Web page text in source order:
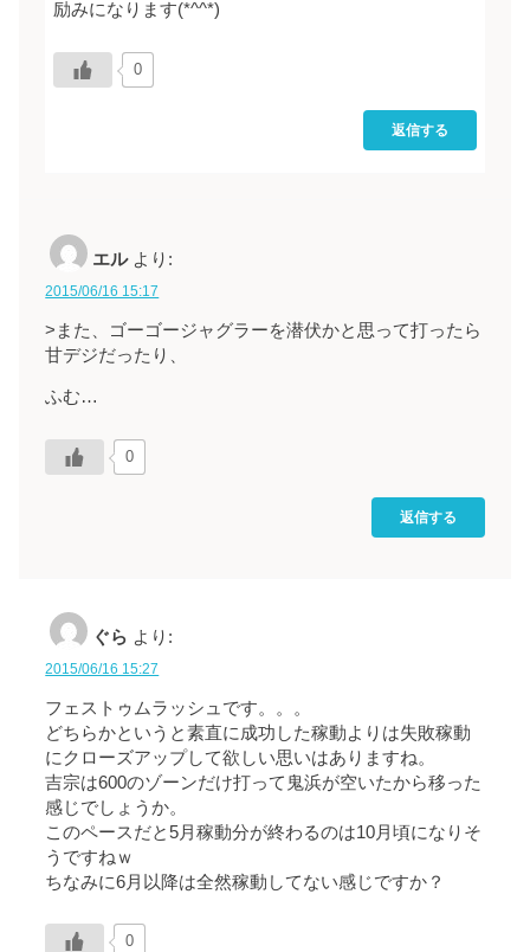
励みになります(*^^*)
0
返信する
エル より:
2015/06/16 15:17
>また、ゴーゴージャグラーを潜伏かと思って打ったら
甘デジだったり、
ふむ…
0
返信する
ぐら より:
2015/06/16 15:27
フェストゥムラッシュです。。。
どちらかというと素直に成功した稼動よりは失敗稼動
にクローズアップして欲しい思いはありますね。
吉宗は600のゾーンだけ打って鬼浜が空いたから移った
感じでしょうか。
このペースだと5月稼動分が終わるのは10月頃になりそ
うですねｗ
ちなみに6月以降は全然稼動してない感じですか？
0